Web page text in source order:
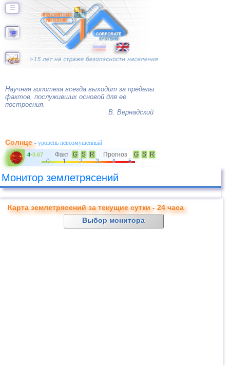
☰
Научная гипотеза всегда выходит за пределы
фактов, послуживших основой для ее
построения.
В. Вернадский
Солнце- уровень невозмущенный
4-0.67 Факт G S R Прогноз G S
R
0
1 2 3 4 5
Монитор землетрясений
Карта землетрясений за текущие сутки - 24 часа
Выбор монитора